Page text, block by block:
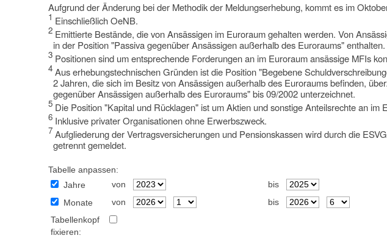
Aufgrund der Änderung bei der Methodik der Meldungserhebung, kommt es im
1 Einschließlich OeNB.
2 Emittierte Bestände, die von Ansässigen im Euroraum gehalten werden. Von
in der Position "Passiva gegenüber Ansässigen außerhalb des Euroraums" enthalten.
3 Positionen sind um entsprechende Forderungen an im Euroraum ansässige MFIs
4 Aus erhebungstechnischen Gründen ist die Position "Begebene
2 Jahren, die sich im Besitz von Ansässigen außerhalb des Euroraums befinden,
gegenüber Ansässigen außerhalb des Euroraums" bis 09/2002 unterzeichnet.
5 Die Position "Kapital und Rücklagen" ist um Aktien und sonstige Anteilsrechte an im
6 Inklusive privater Organisationen ohne Erwerbszweck.
7 Aufgliederung der Vertragsversicherungen und Pensionskassen wird durch die
getrennt gemeldet.
Tabelle anpassen:
Jahre
von
bis
Monate
von
bis
Tabellenkopf
fixieren: